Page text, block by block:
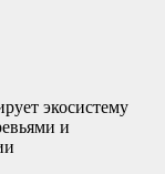
экосистему
и